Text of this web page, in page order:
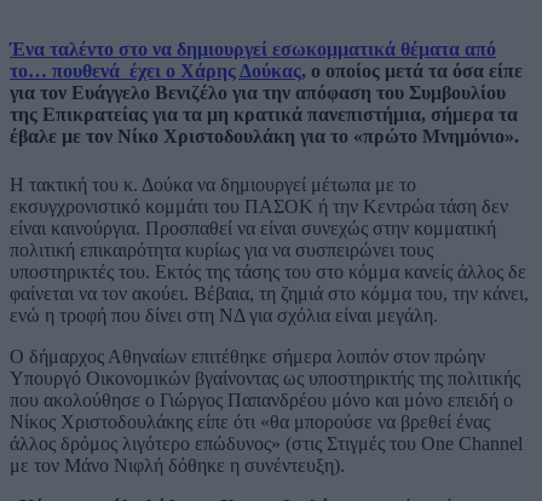
Ένα ταλέντο στο να δημιουργεί εσωκομματικά θέματα από
το… πουθενά έχει ο Χάρης Δούκας, ο οποίος μετά τα όσα είπε
για τον Ευάγγελο Βενιζέλο για την απόφαση του Συμβουλίου
της Επικρατείας για τα μη κρατικά πανεπιστήμια, σήμερα τα
έβαλε με τον Νίκο Χριστοδουλάκη για το «πρώτο Μνημόνιο».
Η τακτική του κ. Δούκα να δημιουργεί μέτωπα με το
εκσυγχρονιστικό κομμάτι του ΠΑΣΟΚ ή την Κεντρώα τάση δεν
είναι καινούργια. Προσπαθεί να είναι συνεχώς στην κομματική
πολιτική επικαιρότητα κυρίως για να συσπειρώνει τους
υποστηρικτές του. Εκτός της τάσης του στο κόμμα κανείς άλλος δε
φαίνεται να τον ακούει. Βέβαια, τη ζημιά στο κόμμα του, την κάνει,
ενώ η τροφή που δίνει στη ΝΔ για σχόλια είναι μεγάλη.
Ο δήμαρχος Αθηναίων επιτέθηκε σήμερα λοιπόν στον πρώην
Υπουργό Οικονομικών βγαίνοντας ως υποστηρικτής της πολιτικής
που ακολούθησε ο Γιώργος Παπανδρέου μόνο και μόνο επειδή ο
Νίκος Χριστοδουλάκης είπε ότι «θα μπορούσε να βρεθεί ένας
άλλος δρόμος λιγότερο επώδυνος» (στις Στιγμές του One Channel
με τον Μάνο Νιφλή δόθηκε η συνέντευξη).